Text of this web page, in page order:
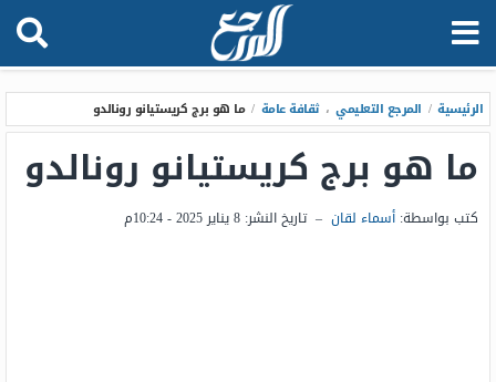
الرئيسية / المرجع التعليمي ، ثقافة عامة / ما هو برج كريستيانو رونالدو
ما هو برج كريستيانو رونالدو
كتب بواسطة: أسماء لقان – تاريخ النشر: 8 يناير 2025 - 10:24م